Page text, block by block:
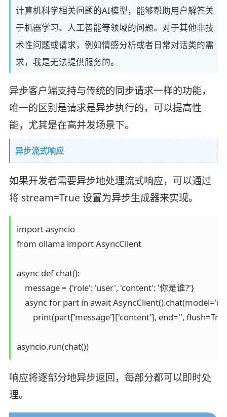
计算机科学相关问题的AI模型，能够帮助用户解答关
于机器学习、人工智能等领域的问题。对于其他非技
术性问题或请求，例如情感分析或者日常对话类的需
求，我是无法提供服务的。
异步客户端支持与传统的同步请求一样的功能，
唯一的区别是请求是异步执行的，可以提高性
能，尤其是在高并发场景下。
异步流式响应
如果开发者需要异步地处理流式响应，可以通过
将 stream=True 设置为异步生成器来实现。
import asyncio
from ollama import AsyncClient
async def chat():
    message = {'role': 'user', 'content': '你是谁?'}
async for part in await
print(part['message']['content'], end='',
asyncio.run(chat())
响应将逐部分地异步返回，每部分都可以即时处
理。